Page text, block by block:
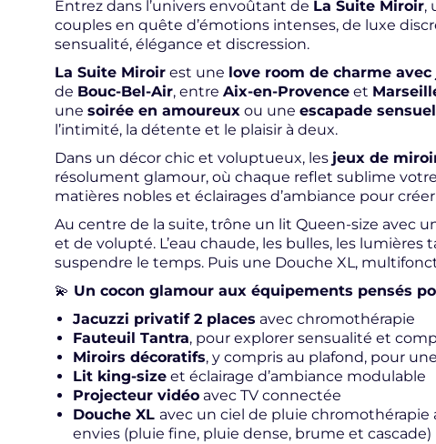
Entrez dans l’univers envoûtant de La Suite Miroir,
couples en quête d’émotions intenses, de luxe
sensualité, élégance et discression.
La Suite Miroir est une love room de charme
de Bouc-Bel-Air, entre Aix-en-Provence et
une soirée en amoureux ou une escapade
l’intimité, la détente et le plaisir à deux.
Dans un décor chic et voluptueux, les jeux de
résolument glamour, où chaque reflet sublime
matières nobles et éclairages d’ambiance pour
Au centre de la suite, trône un lit Queen-size avec
et de volupté. L’eau chaude, les bulles, les
suspendre le temps. Puis une Douche XL,
💫 Un cocon glamour aux équipements pensés
Jacuzzi privatif 2 places avec chromothérapie
Fauteuil Tantra, pour explorer sensualité et
Miroirs décoratifs, y compris au plafond, pour
Lit king-size et éclairage d’ambiance modulable
Projecteur vidéo avec TV connectée
Douche XL avec un ciel de pluie
envies (pluie fine, pluie dense, brume et cascade)